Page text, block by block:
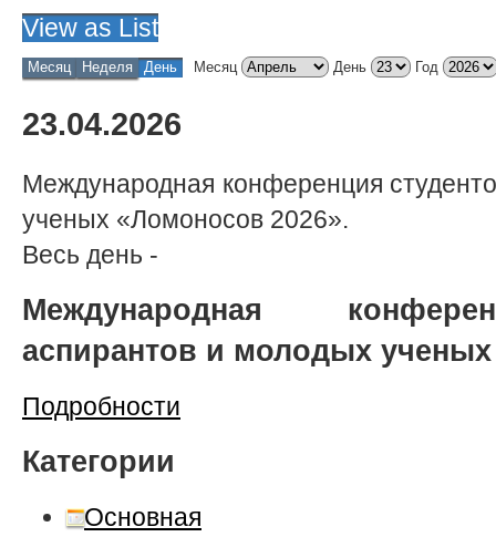
View as List
Месяц Неделя День Месяц День Год
23.04.2026
Международная конференция
ученых «Ломоносов 2026».
Весь день -
Международная
аспирантов и молодых
Подробности
Категории
Основная